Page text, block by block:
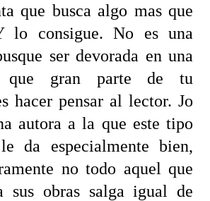
que busca algo mas que
lo consigue. No es una
ser devorada en una
que gran parte de tu
hacer pensar al lector. Jo
autora a la que este tipo
da especialmente bien,
no todo aquel que
sus obras salga igual de